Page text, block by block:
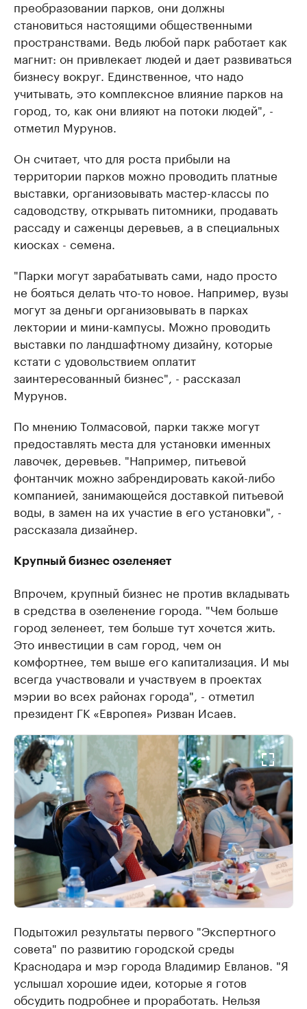
преобразовании парков, они должны
становиться настоящими общественными
пространствами. Ведь любой парк работает как
магнит: он привлекает людей и дает развиваться
бизнесу вокруг. Единственное, что надо
учитывать, это комплексное влияние парков на
город, то, как они влияют на потоки людей", -
отметил Мурунов.
Он считает, что для роста прибыли на
территории парков можно проводить платные
выставки, организовывать мастер-классы по
садоводству, открывать питомники, продавать
рассаду и саженцы деревьев, а в специальных
киосках - семена.
"Парки могут зарабатывать сами, надо просто
не бояться делать что-то новое. Например, вузы
могут за деньги организовывать в парках
лектории и мини-кампусы. Можно проводить
выставки по ландшафтному дизайну, которые
кстати с удовольствием оплатит
заинтересованный бизнес", - рассказал
Мурунов.
По мнению Толмасовой, парки также могут
предоставлять места для установки именных
лавочек, деревьев. "Например, питьевой
фонтанчик можно забрендировать какой-либо
компанией, занимающейся доставкой питьевой
воды, в замен на их участие в его установки", -
рассказала дизайнер.
Крупный бизнес озеленяет
Впрочем, крупный бизнес не против вкладывать
в средства в озеленение города. "Чем больше
город зеленеет, тем больше тут хочется жить.
Это инвестиции в сам город, чем он
комфортнее, тем выше его капитализация. И мы
всегда участвовали и участвуем в проектах
мэрии во всех районах города", - отметил
президент ГК «Европея» Ризван Исаев.
Подытожил результаты первого "Экспертного
совета" по развитию городской среды
Краснодара и мэр города Владимир Евланов. "Я
услышал хорошие идеи, которые я готов
обсудить подробнее и проработать. Нельзя